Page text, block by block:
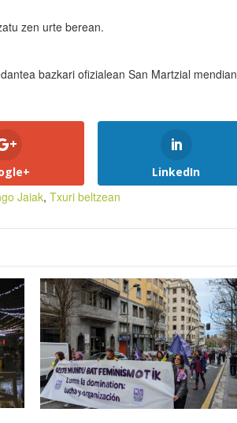
zen urte berean.
bazkari ofizialean San Martzial mendian
LinkedIn
Jaiak, Txuri beltzean